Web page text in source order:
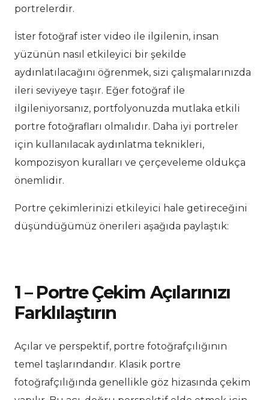
portrelerdir.
İster fotoğraf ister video ile ilgilenin, insan
yüzünün nasıl etkileyici bir şekilde
aydınlatılacağını öğrenmek, sizi çalışmalarınızda
ileri seviyeye taşır. Eğer fotoğraf ile
ilgileniyorsanız, portfolyonuzda mutlaka etkili
portre fotoğrafları olmalıdır. Daha iyi portreler
için kullanılacak aydınlatma teknikleri,
kompozisyon kuralları ve çerçeveleme oldukça
önemlidir.
Portre çekimlerinizi etkileyici hale getireceğini
düşündüğümüz önerileri aşağıda paylaştık:
1 – Portre Çekim Açılarınızı
Farklılaştırın
Açılar ve perspektif, portre fotoğrafçılığının
temel taşlarındandır. Klasik portre
fotoğrafçılığında genellikle göz hizasında çekim